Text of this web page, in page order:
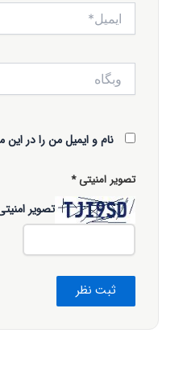
ایمیل*
نام و ایمیل من را در این
تصویر امنیتی*
تصویر